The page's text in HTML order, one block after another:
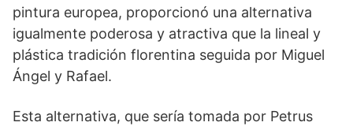
pintura europea, proporcionó una alternativa
igualmente poderosa y atractiva que la lineal y
plástica tradición florentina seguida por Miguel
Ángel y Rafael.
Esta alternativa, que sería tomada por Petrus